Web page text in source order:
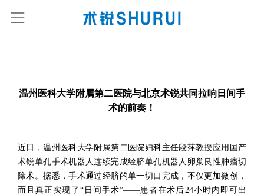
温州医科大学附属第二医院与北京术锐共同拉响日间手
术的前奏！
近日，温州医科大学附属第二医院妇科主任段萍教授应用国产
术锐单孔手术机器人连续完成经脐单孔机器人卵巢良性肿瘤切
除术。据悉，手术通过经脐的单一切口完成，不仅更加微创，
而且真正实现了“日间手术”——患者在术后24小时内即可出